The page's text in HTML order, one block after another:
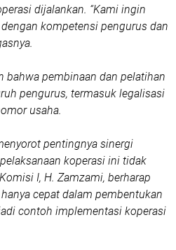
dijalankan. “Kami ingin
kompetensi pengurus dan
bahwa pembinaan dan pelatihan
pengurus, termasuk legalisasi
usaha.
pentingnya sinergi
koperasi ini tidak
I, H. Zamzami, berharap
cepat dalam pembentukan
contoh implementasi koperasi